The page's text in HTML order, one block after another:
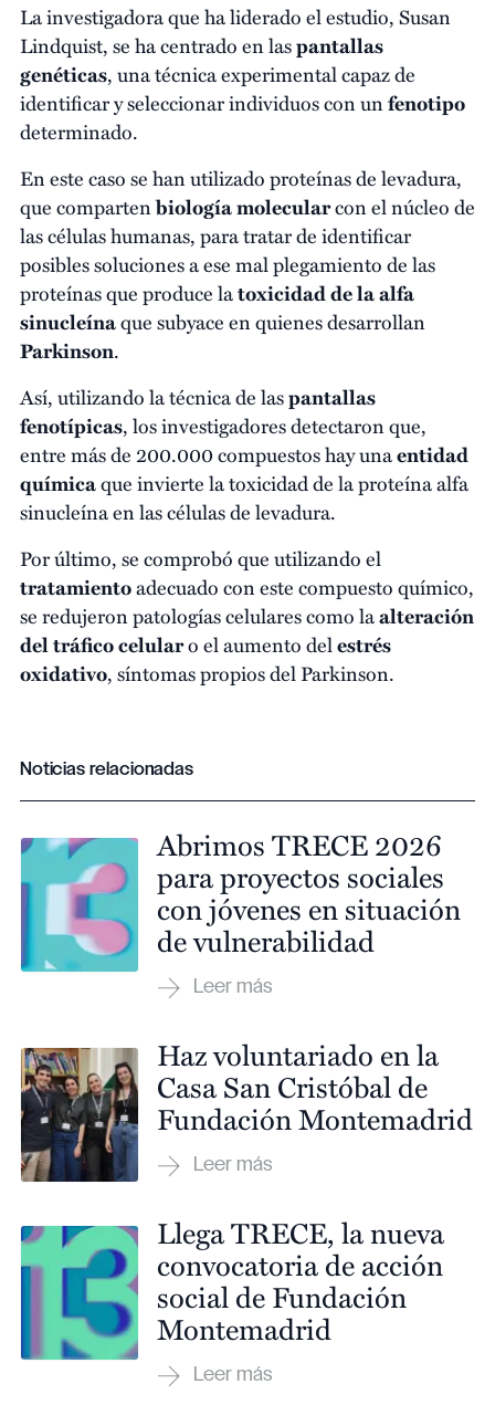
La investigadora que ha liderado el estudio, Susan
Lindquist, se ha centrado en laspantallas
genéticas, una técnica experimental capaz de
identificar y seleccionar individuos con unfenotipo
determinado.
En este caso se han utilizado proteínas de levadura,
que compartenbiología molecularcon el núcleo de
las células humanas, para tratar de identificar
posibles soluciones a ese mal plegamiento de las
proteínas que produce latoxicidad de la alfa
sinucleínaque subyace en quienes desarrollan
Parkinson.
Así, utilizando la técnica de laspantallas
fenotípicas, los investigadores detectaron que,
entre más de 200.000 compuestos hay unaentidad
químicaque invierte la toxicidad de la proteína alfa
sinucleína en las células de levadura.
Por último, se comprobó que utilizando el
tratamientoadecuado con este compuesto químico,
se redujeron patologías celulares como laalteración
del tráfico celularo el aumento delestrés
oxidativo, síntomas propios del Parkinson.
Noticias relacionadas
Abrimos TRECE 2026
para proyectos sociales
con jóvenes en situación
de vulnerabilidad
Haz voluntariado en la
Casa San Cristóbal de
Fundación Montemadrid
Llega TRECE, la nueva
convocatoria de acción
social de Fundación
Montemadrid